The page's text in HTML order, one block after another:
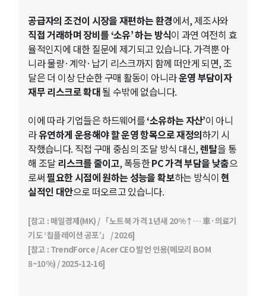
공급자의 조건이 시장을 재편하는 환경에서, 제조사와
직접 거래하며 장비를 ‘소유’ 하는 방식이 과연 여전히 효
율적인지에 대한 질문에 제기되고 있습니다. 가격뿐 아
니라 물량·계약·납기 리스크까지 함께 떠안게 되면, 조
달은 더 이상 단순한 구매 활동이 아니라운영 부담이자
재무 리스크로 확대될 수밖에 없습니다.
이에 따라 기업들은 하드웨어를‘소유하는 자산’이 아니
라유연하게 운용해야 할 운영 항목으로 재정의하기 시
작했습니다. 직접 구매 중심의 조달 방식 대신,렌탈을 통
해 조달리스크를 줄이고, 폭등한PC 가격 부담을 낮춤으
로써필요한 시점에 원하는 성능을 확보하는 방식이현
실적인 대안으로 떠오르고 있습니다.
[참고 : 매일경제(MK) / 「노트북 가격 1년새 20%↑… 車·의료기
기도 ‘칩플레이션 공포’」 / 2026]
[참고 : TrendForce / Acer CEO 발언 인용(메모리 BOM
8~10%) / 2025-12-16]